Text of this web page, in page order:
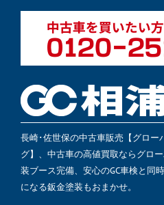
長崎･佐世保の中古車販売【グロー
グ】、中古車の高値買取ならグロ
装ブース完備、安心のGC車検と同
になる鈑金塗装もおまかせ。